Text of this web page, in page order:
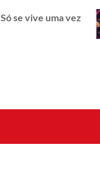
Só se vive uma vez